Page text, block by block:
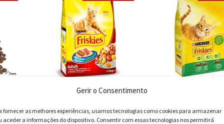
Gerir o Consentimento
fornecer as melhores experiências, usamos tecnologias como cookies para armazenar
aceder a informações do dispositivo. Consentir com essas tecnologias nos permitirá
20kgs (Vaca, Frango e
Legumes)
Friskies Gato
Frango e